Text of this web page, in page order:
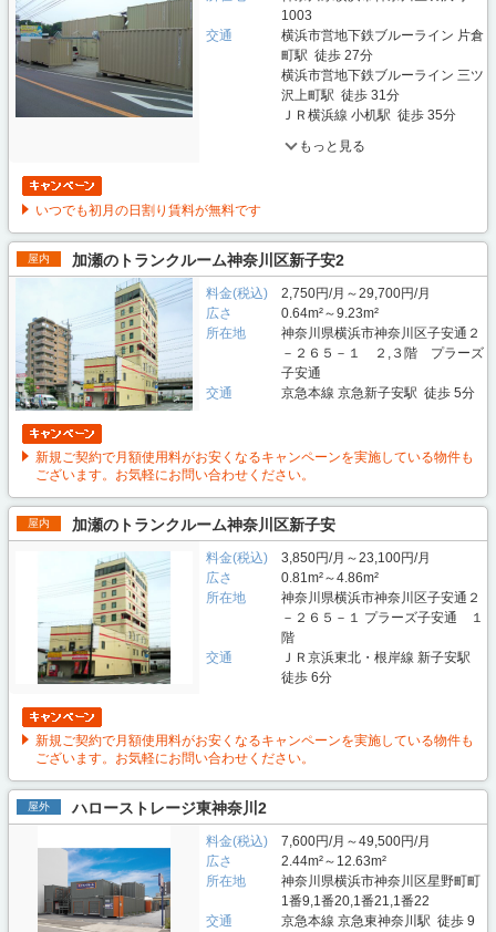
1003
交通
横浜市営地下鉄ブルーライン 片倉
町駅 徒歩 27分
横浜市営地下鉄ブルーライン 三ツ
沢上町駅 徒歩 31分
ＪＲ横浜線 小机駅 徒歩 35分
もっと見る
いつでも初月の日割り賃料が無料です
屋内 加瀬のトランクルーム神奈川区新子安2
料金(税込)
2,750円/月～29,700円/月
広さ
0.64m²～9.23m²
所在地
神奈川県横浜市神奈川区子安通２
－２６５－１ ２,３階 プラーズ
子安通
交通
京急本線 京急新子安駅 徒歩 5分
新規ご契約で月額使用料がお安くなるキャンペーンを実施している物件も
ございます。お気軽にお問い合わせください。
屋内 加瀬のトランクルーム神奈川区新子安
料金(税込)
3,850円/月～23,100円/月
広さ
0.81m²～4.86m²
所在地
神奈川県横浜市神奈川区子安通２
－２６５－１ プラーズ子安通 １
階
交通
ＪＲ京浜東北・根岸線 新子安駅
徒歩 6分
新規ご契約で月額使用料がお安くなるキャンペーンを実施している物件も
ございます。お気軽にお問い合わせください。
屋外 ハローストレージ東神奈川2
料金(税込)
7,600円/月～49,500円/月
広さ
2.44m²～12.63m²
所在地
神奈川県横浜市神奈川区星野町町
1番9,1番20,1番21,1番22
交通
京急本線 京急東神奈川駅 徒歩 9